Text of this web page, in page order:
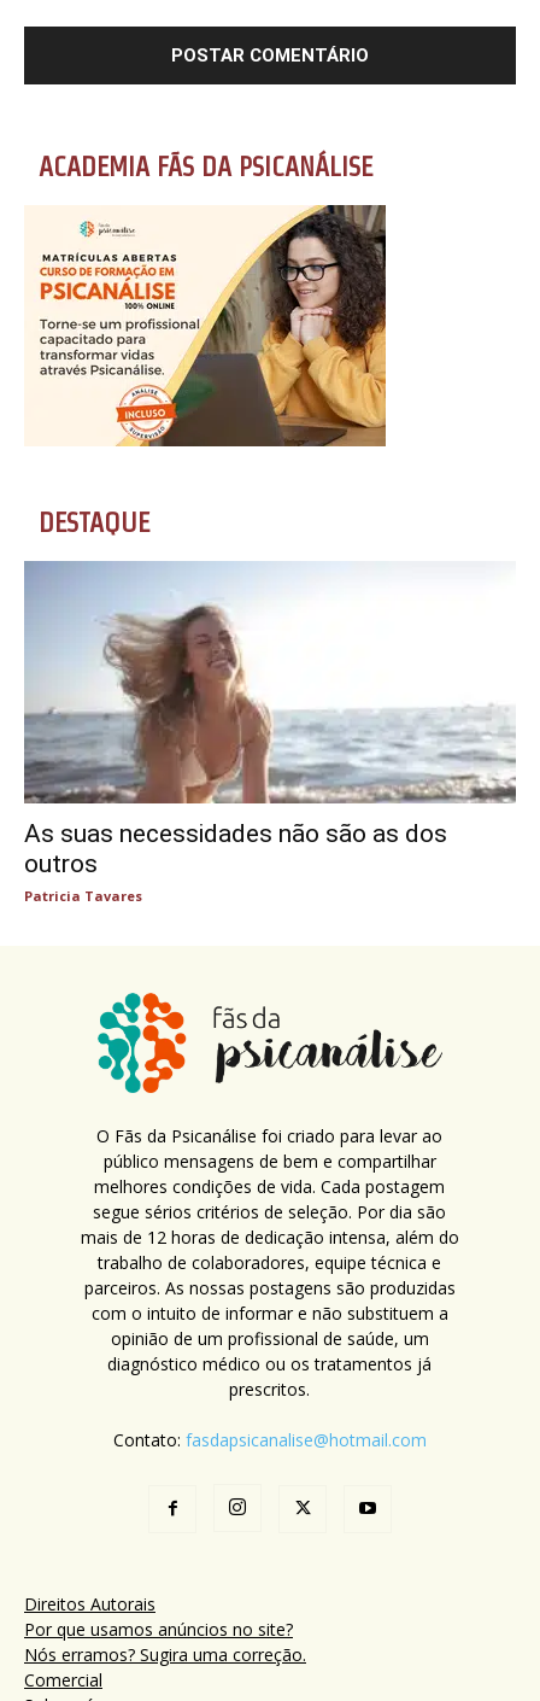
ACADEMIA FÃS DA PSICANÁLISE
DESTAQUE
As suas necessidades não são as dos
outros
Patricia Tavares
O Fãs da Psicanálise foi criado para levar ao
público mensagens de bem e compartilhar
melhores condições de vida. Cada postagem
segue sérios critérios de seleção. Por dia são
mais de 12 horas de dedicação intensa, além do
trabalho de colaboradores, equipe técnica e
parceiros. As nossas postagens são produzidas
com o intuito de informar e não substituem a
opinião de um profissional de saúde, um
diagnóstico médico ou os tratamentos já
prescritos.
Contato: fasdapsicanalise@hotmail.com
Direitos Autorais
Por que usamos anúncios no site?
Nós erramos? Sugira uma correção.
Comercial